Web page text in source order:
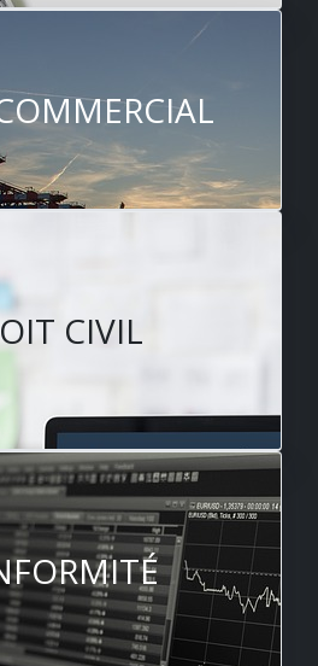
CIVIL